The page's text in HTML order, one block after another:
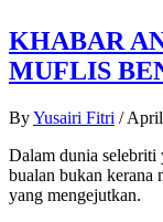
KHABAR
MUFLIS
ByYusairi Fitri /
Dalam dunia selebriti
bualan bukan kerana
yang mengejutkan.